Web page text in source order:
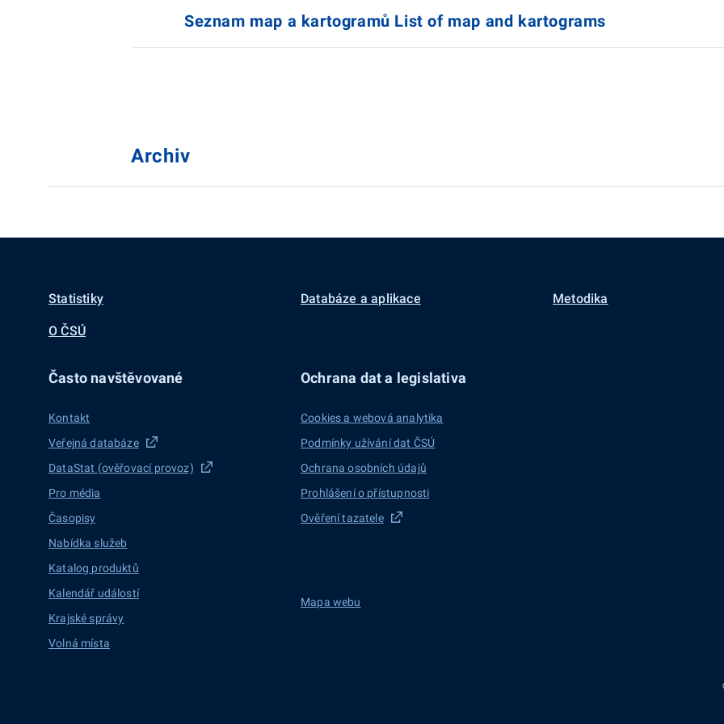
Seznam map a kartogramů List of map and kartograms
Archiv
Statistiky Databáze a aplikace Metodika
O ČSÚ
Často navštěvované
Kontakt
Veřejná databáze
DataStat (ověřovací provoz)
Pro média
Časopisy
Nabídka služeb
Katalog produktů
Kalendář událostí
Krajské správy
Volná místa
Ochrana dat a legislativa
Cookies a webová analytika
Podmínky užívání dat ČSÚ
Ochrana osobních údajů
Prohlášení o přístupnosti
Ověření tazatele
Mapa webu